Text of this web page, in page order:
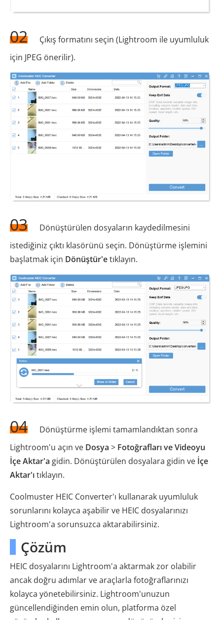
02
Çıkış formatını seçin (Lightroom ile uyumluluk
için JPEG önerilir).
03
Dönüştürülen dosyaların kaydedilmesini
istediğiniz çıktı klasörünü seçin. Dönüştürme işlemini
başlatmak için Dönüştür'etıklayın.
04
Dönüştürme işlemi tamamlandıktan sonra
Lightroom'u açın ve Dosya > Fotoğrafları ve Videoyu
İçe Aktar'a gidin. Dönüştürülen dosyalara gidin ve İçe
Aktar'ıtıklayın.
Coolmuster HEIC Converter'ı kullanarak uyumluluk
sorunlarını kolayca aşabilir ve HEIC dosyalarınızı
Lightroom'a sorunsuzca aktarabilirsiniz.
Çözüm
HEIC dosyalarını Lightroom'a aktarmak zor olabilir
ancak doğru adımlar ve araçlarla fotoğraflarınızı
kolayca yönetebilirsiniz. Lightroom'unuzun
güncellendiğinden emin olun, platforma özel